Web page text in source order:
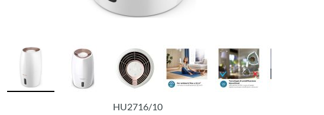
HU2716/10